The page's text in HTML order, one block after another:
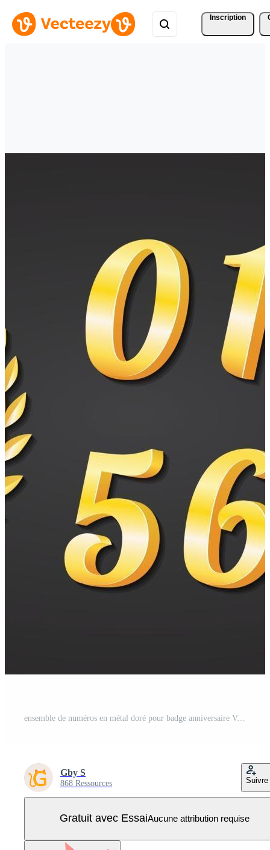
Inscription
ensemble de numéros en métal doré pour badge anniversaire Vecteur Pro
Gby S
868 Ressources Suivre
Gratuit avec EssaiAucune attribution requise